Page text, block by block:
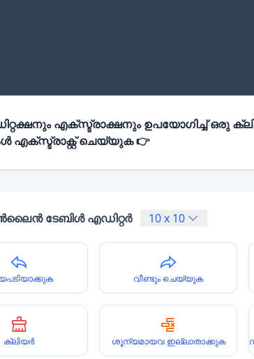
എക്സ്ട്രാക്ഷനും ഉപയോഗിച്ച് ഒരു
എക്സ്ട്രാക്റ്റ് ചെയ്യുക 👉
ടേബിൾ എഡിറ്റർ 10x 10
വീണ്ടും ചെയ്യുക
ക്ലിയർ ശൂന്യമായവ ഇല്ലാതാക്കുക